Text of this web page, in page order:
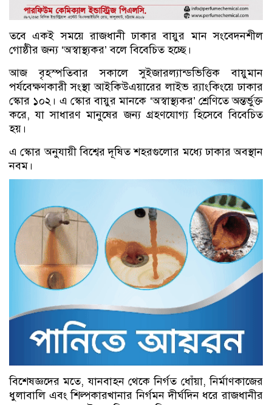
তবে একই সময়ে রাজধানী ঢাকার বায়ুর মান সংবেদনশীল
গোষ্ঠীর জন্য ‘অস্বাস্থ্যকর’ বলে বিবেচিত হচ্ছে।
আজ বৃহস্পতিবার সকালে সুইজারল্যান্ডভিত্তিক বায়ুমান
পর্যবেক্ষণকারী সংস্থা আইকিউএয়ারের লাইভ র‍্যাংকিংয়ে ঢাকার
স্কোর ১০২। এ স্কোর বায়ুর মানকে ‘অস্বাস্থ্যকর’ শ্রেণিতে অন্তর্ভুক্ত
করে, যা সাধারণ মানুষের জন্য গ্রহণযোগ্য হিসেবে বিবেচিত
হয়।
এ স্কোর অনুযায়ী বিশ্বের দূষিত শহরগুলোর মধ্যে ঢাকার অবস্থান
নবম।
বিশেষজ্ঞদের মতে, যানবাহন থেকে নির্গত ধোঁয়া, নির্মাণকাজের
ধুলাবালি এবং শিল্পকারখানার নির্গমন দীর্ঘদিন ধরে রাজধানীর